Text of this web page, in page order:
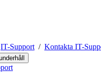
IT-Support Kontakta IT-